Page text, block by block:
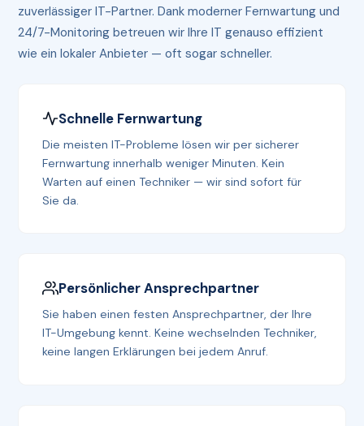
zuverlässiger IT-Partner. Dank moderner Fernwartung und
24/7-Monitoring betreuen wir Ihre IT genauso effizient
wie ein lokaler Anbieter — oft sogar schneller.
Schnelle Fernwartung
Die meisten IT-Probleme lösen wir per sicherer
Fernwartung innerhalb weniger Minuten. Kein
Warten auf einen Techniker — wir sind sofort für
Sie da.
Persönlicher Ansprechpartner
Sie haben einen festen Ansprechpartner, der Ihre
IT-Umgebung kennt. Keine wechselnden Techniker,
keine langen Erklärungen bei jedem Anruf.